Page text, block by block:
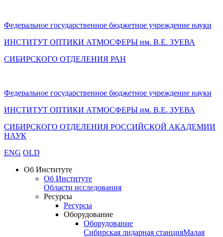
Федеральное государственное бюджетное учреждение науки
ИНСТИТУТ ОПТИКИ АТМОСФЕРЫ им. В.Е. ЗУЕВА
СИБИРСКОГО ОТДЕЛЕНИЯ РАН
Федеральное государственное бюджетное учреждение науки
ИНСТИТУТ ОПТИКИ АТМОСФЕРЫ им. В.Е. ЗУЕВА
СИБИРСКОГО ОТДЕЛЕНИЯ РОССИЙСКОЙ АКАДЕМИИ
НАУК
ENG OLD
Об Институте
Об Институте
Области исследования
Ресурсы
Ресурсы
Оборудование
Оборудование
Сибирская лидарная станцияМалая